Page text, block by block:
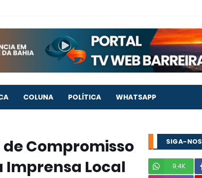
COLUNA POLÍTICA WHATSAPP
Compromisso
Imprensa Local
SIGA-NOS
9,4K